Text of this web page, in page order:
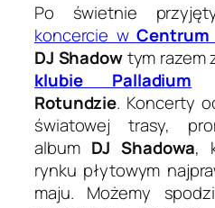
Po świetnie
koncercie wCentrum
DJ Shadowtym razem
klubie Palladium
Rotundzie. Koncerty
światowej trasy,
album DJ Shadowa,
rynku płytowym
maju. Możemy